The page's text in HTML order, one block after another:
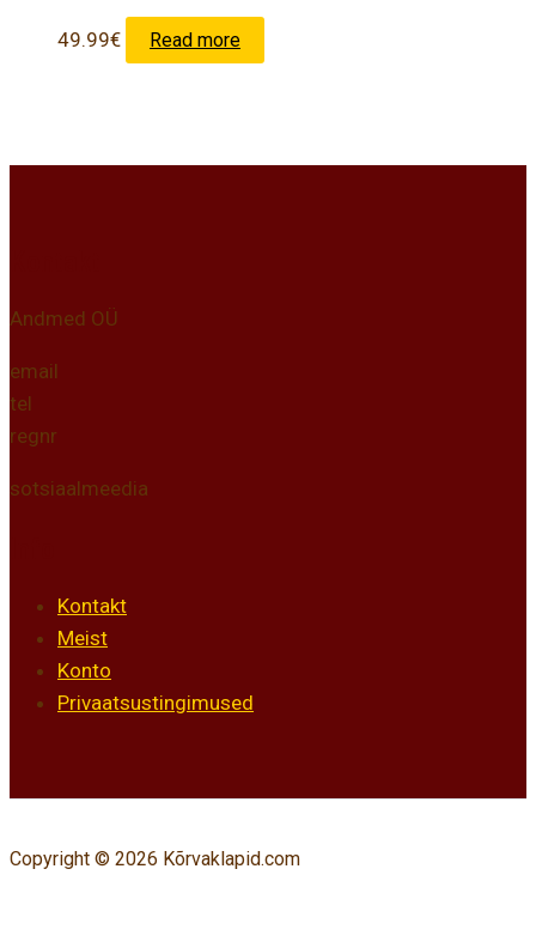
49.99€ Read more
Andmed OÜ
email
tel
regnr
sotsiaalmeedia
Kontakt
Meist
Konto
Privaatsustingimused
Copyright © 2026 Kõrvaklapid.com